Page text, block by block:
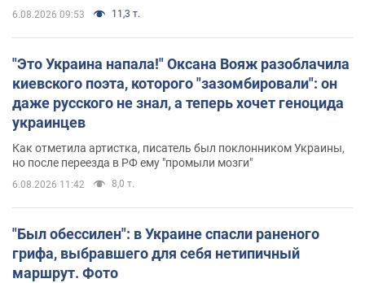
6.08.2026 09:53 11,3 т.
"Это Украина напала!" Оксана Вояж разоблачила
киевского поэта, которого "зазомбировали": он
даже русского не знал, а теперь хочет геноцида
украинцев
Как отметила артистка, писатель был поклонником Украины,
но после переезда в РФ ему "промыли мозги"
6.08.2026 11:42 8,0 т.
"Был обессилен": в Украине спасли раненого
грифа, выбравшего для себя нетипичный
маршрут. Фото